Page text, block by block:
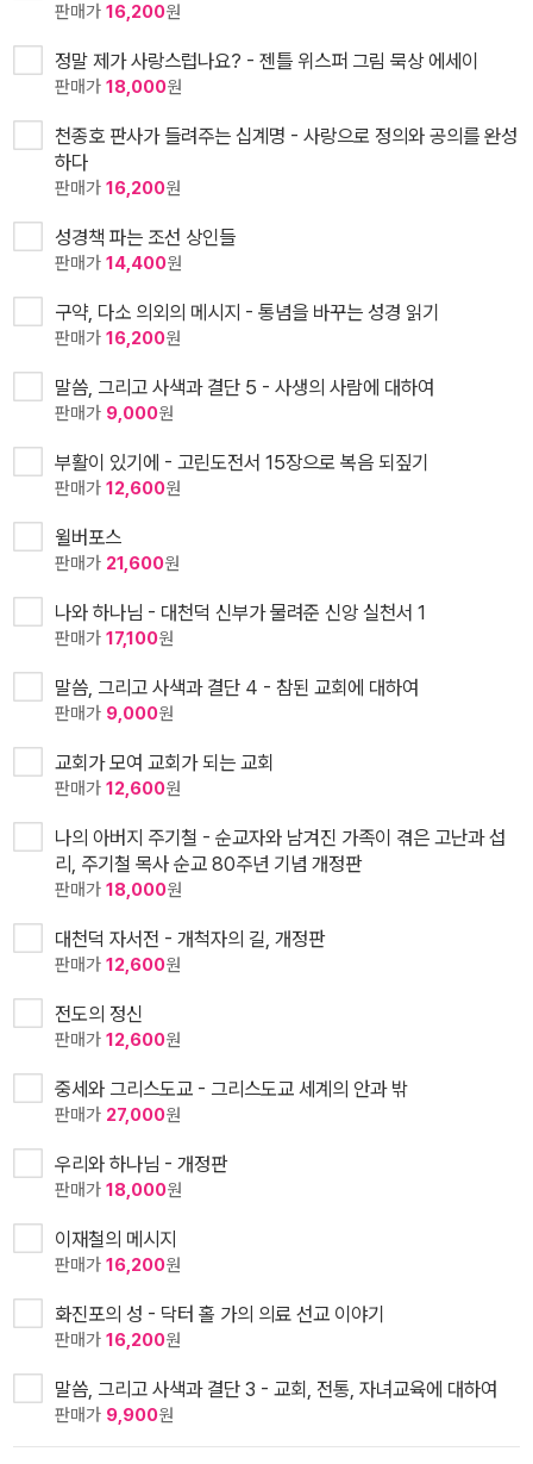
판매가 16,200원
정말 제가 사랑스럽나요? - 젠틀 위스퍼 그림 묵상 에세이
판매가 18,000원
천종호 판사가 들려주는 십계명 - 사랑으로 정의와 공의를 완성
하다
판매가 16,200원
성경책 파는 조선 상인들
판매가 14,400원
구약, 다소 의외의 메시지 - 통념을 바꾸는 성경 읽기
판매가 16,200원
말씀, 그리고 사색과 결단 5 - 사생의 사람에 대하여
판매가 9,000원
부활이 있기에 - 고린도전서 15장으로 복음 되짚기
판매가 12,600원
윌버포스
판매가 21,600원
나와 하나님 - 대천덕 신부가 물려준 신앙 실천서 1
판매가 17,100원
말씀, 그리고 사색과 결단 4 - 참된 교회에 대하여
판매가 9,000원
교회가 모여 교회가 되는 교회
판매가 12,600원
나의 아버지 주기철 - 순교자와 남겨진 가족이 겪은 고난과 섭
리, 주기철 목사 순교 80주년 기념 개정판
판매가 18,000원
대천덕 자서전 - 개척자의 길, 개정판
판매가 12,600원
전도의 정신
판매가 12,600원
중세와 그리스도교 - 그리스도교 세계의 안과 밖
판매가 27,000원
우리와 하나님 - 개정판
판매가 18,000원
이재철의 메시지
판매가 16,200원
화진포의 성 - 닥터 홀 가의 의료 선교 이야기
판매가 16,200원
말씀, 그리고 사색과 결단 3 - 교회, 전통, 자녀교육에 대하여
판매가 9,900원